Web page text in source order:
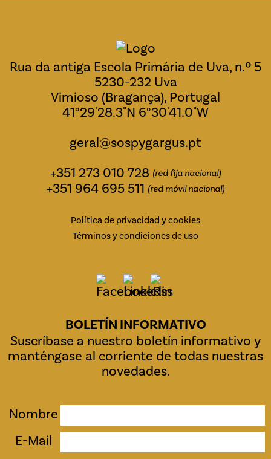
Rua da antiga Escola Primária de Uva, n.º 5
5230-232 Uva
Vimioso (Bragança), Portugal
41°29'28.3"N 6°30'41.0"W
geral@sospygargus.pt
+351 273 010 728 (red fija nacional)
+351 964 695 511 (red móvil nacional)
Política de privacidad y cookies
Términos y condiciones de uso
BOLETÍN INFORMATIVO
Suscríbase a nuestro boletín informativo y
manténgase al corriente de todas nuestras
novedades.
Nombre
E-Mail